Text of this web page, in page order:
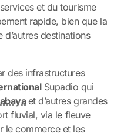
et du tourisme
rapide, bien que la
destinations
des infrastructures
Supadio qui
et d’autres grandes
fluvial, via le fleuve
le commerce et les